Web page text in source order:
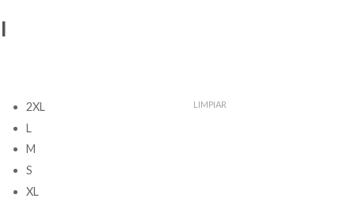
2XL
L
M
S
XL
LIMPIAR